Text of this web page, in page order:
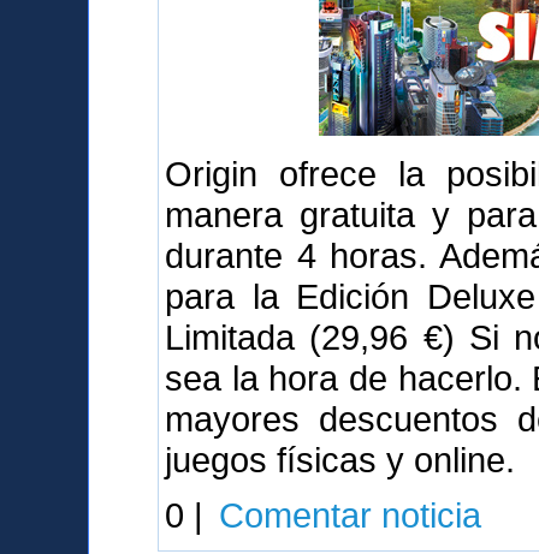
Origin ofrece la
manera gratuita y
durante 4 horas.
para la Edición
Limitada (29,96 €) Si
sea la hora de hacerlo.
mayores descuentos
juegos físicas y online.
0 | Comentar noticia